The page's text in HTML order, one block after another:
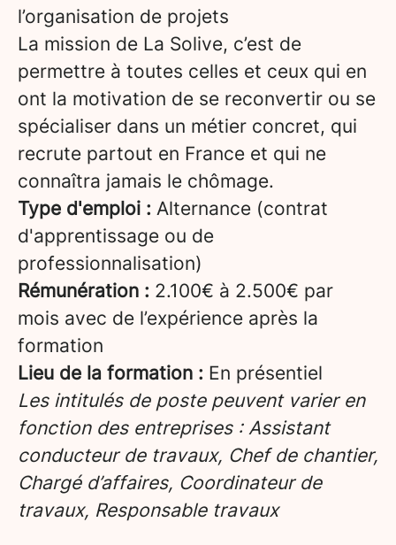
l’organisation de projets
La mission de La Solive, c’est de
permettre à toutes celles et ceux qui en
ont la motivation de se reconvertir ou se
spécialiser dans un métier concret, qui
recrute partout en France et qui ne
connaîtra jamais le chômage.
Type d'emploi : Alternance (contrat
d'apprentissage ou de
professionnalisation)
Rémunération : 2.100€ à 2.500€ par
mois avec de l’expérience après la
formation
Lieu de la formation : En présentiel
Les intitulés de poste peuvent varier en
fonction des entreprises : Assistant
conducteur de travaux, Chef de chantier,
Chargé d’affaires, Coordinateur de
travaux, Responsable travaux